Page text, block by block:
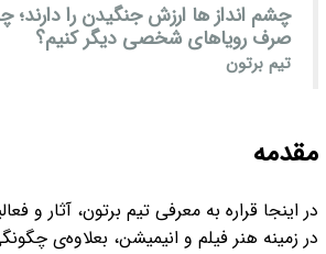
چشم انداز ها ارزش جنگیدن را دارند؛
صرف رویاهای شخصی دیگر کنیم؟
تیم برتون
مقدمه
در اینجا قراره به معرفی تیم برتون، آثار
در زمینه هنر فیلم و انیمیشن، بعلاوه‌ی